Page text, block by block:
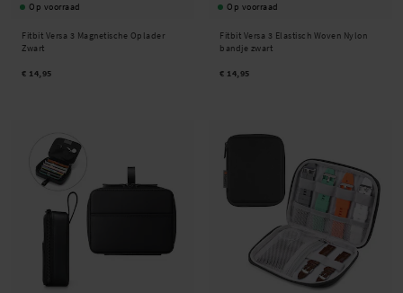
Op voorraad
Fitbit Versa 3 Magnetische Oplader
Zwart
€ 14,95
Op voorraad
Fitbit Versa 3 Elastisch Woven Nylon
bandje zwart
€ 14,95